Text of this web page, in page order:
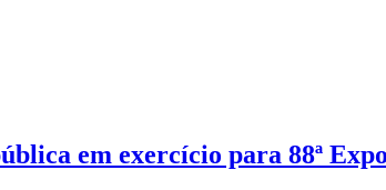
em exercício para 88ª